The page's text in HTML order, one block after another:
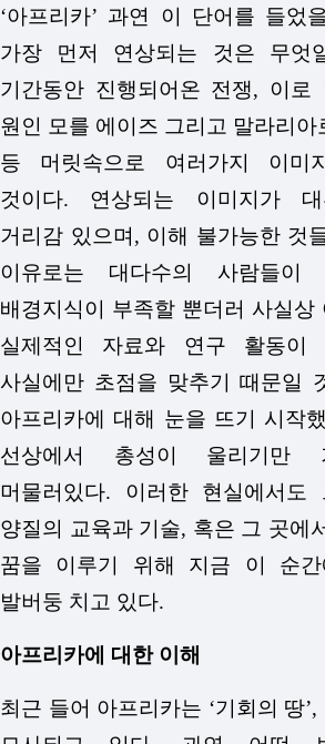
‘아프리카’ 과연 이 단어를 들었
가장 먼저 연상되는 것은 무엇
기간동안 진행되어온 전쟁, 이로
원인 모를 에이즈 그리고 말라리
등 머릿속으로 여러가지 이미
것이다. 연상되는 이미지가 대
거리감 있으며, 이해 불가능한 것
이유로는 대다수의 사람들이
배경지식이 부족할 뿐더러 사실상
실제적인 자료와 연구 활동이
사실에만 초점을 맞추기 때문일
아프리카에 대해 눈을 뜨기 시작
선상에서 총성이 울리기만
머물러있다. 이러한 현실에서도
양질의 교육과 기술, 혹은 그 곳에
꿈을 이루기 위해 지금 이 순
발버둥 치고 있다.
아프리카에 대한 이해
최근 들어 아프리카는 ‘기회의 땅’,